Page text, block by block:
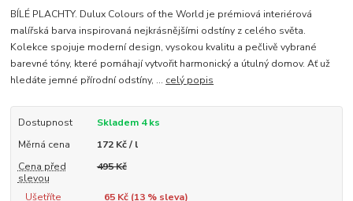
BÍLÉ PLACHTY. Dulux Colours of the World je prémiová interiérová
malířská barva inspirovaná nejkrásnějšími odstíny z celého světa.
Kolekce spojuje moderní design, vysokou kvalitu a pečlivě vybrané
barevné tóny, které pomáhají vytvořit harmonický a útulný domov. Ať už
hledáte jemné přírodní odstíny, ... celý popis
Dostupnost
Skladem 4 ks
Měrná cena
172 Kč / l
Cena před
slevou
495 Kč
Ušetříte 65 Kč (13% sleva)